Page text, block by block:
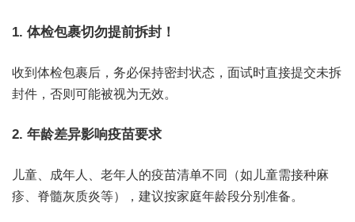
1. 体检包裹切勿提前拆封！
收到体检包裹后，务必保持密封状态，面试时直接提交未拆
封件，否则可能被视为无效。
2. 年龄差异影响疫苗要求
儿童、成年人、老年人的疫苗清单不同（如儿童需接种麻
疹、脊髓灰质炎等），建议按家庭年龄段分别准备。